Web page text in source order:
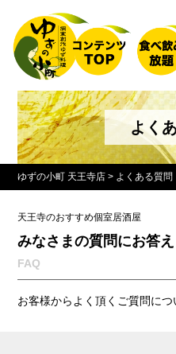
よく
ゆずの小町 天王寺店 > よくある質問
天王寺のおすすめ個室居酒屋
みなさまの質問にお答
FAQ
お客様からよく頂くご質問につ